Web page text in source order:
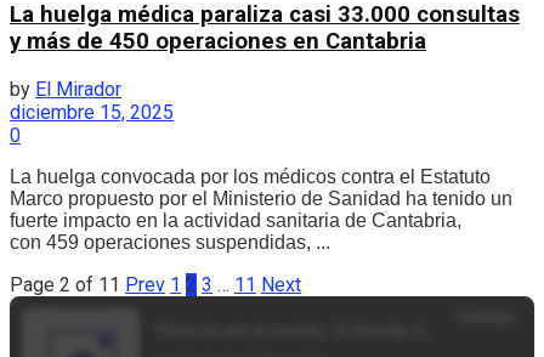
La huelga médica paraliza casi 33.000 consultas
y más de 450 operaciones en Cantabria
by El Mirador
diciembre 15, 2025
0
La huelga convocada por los médicos contra el Estatuto
Marco propuesto por el Ministerio de Sanidad ha tenido un
fuerte impacto en la actividad sanitaria de Cantabria,
con 459 operaciones suspendidas, ...
Page 2 of 11 Prev 1 2 3 … 11 Next